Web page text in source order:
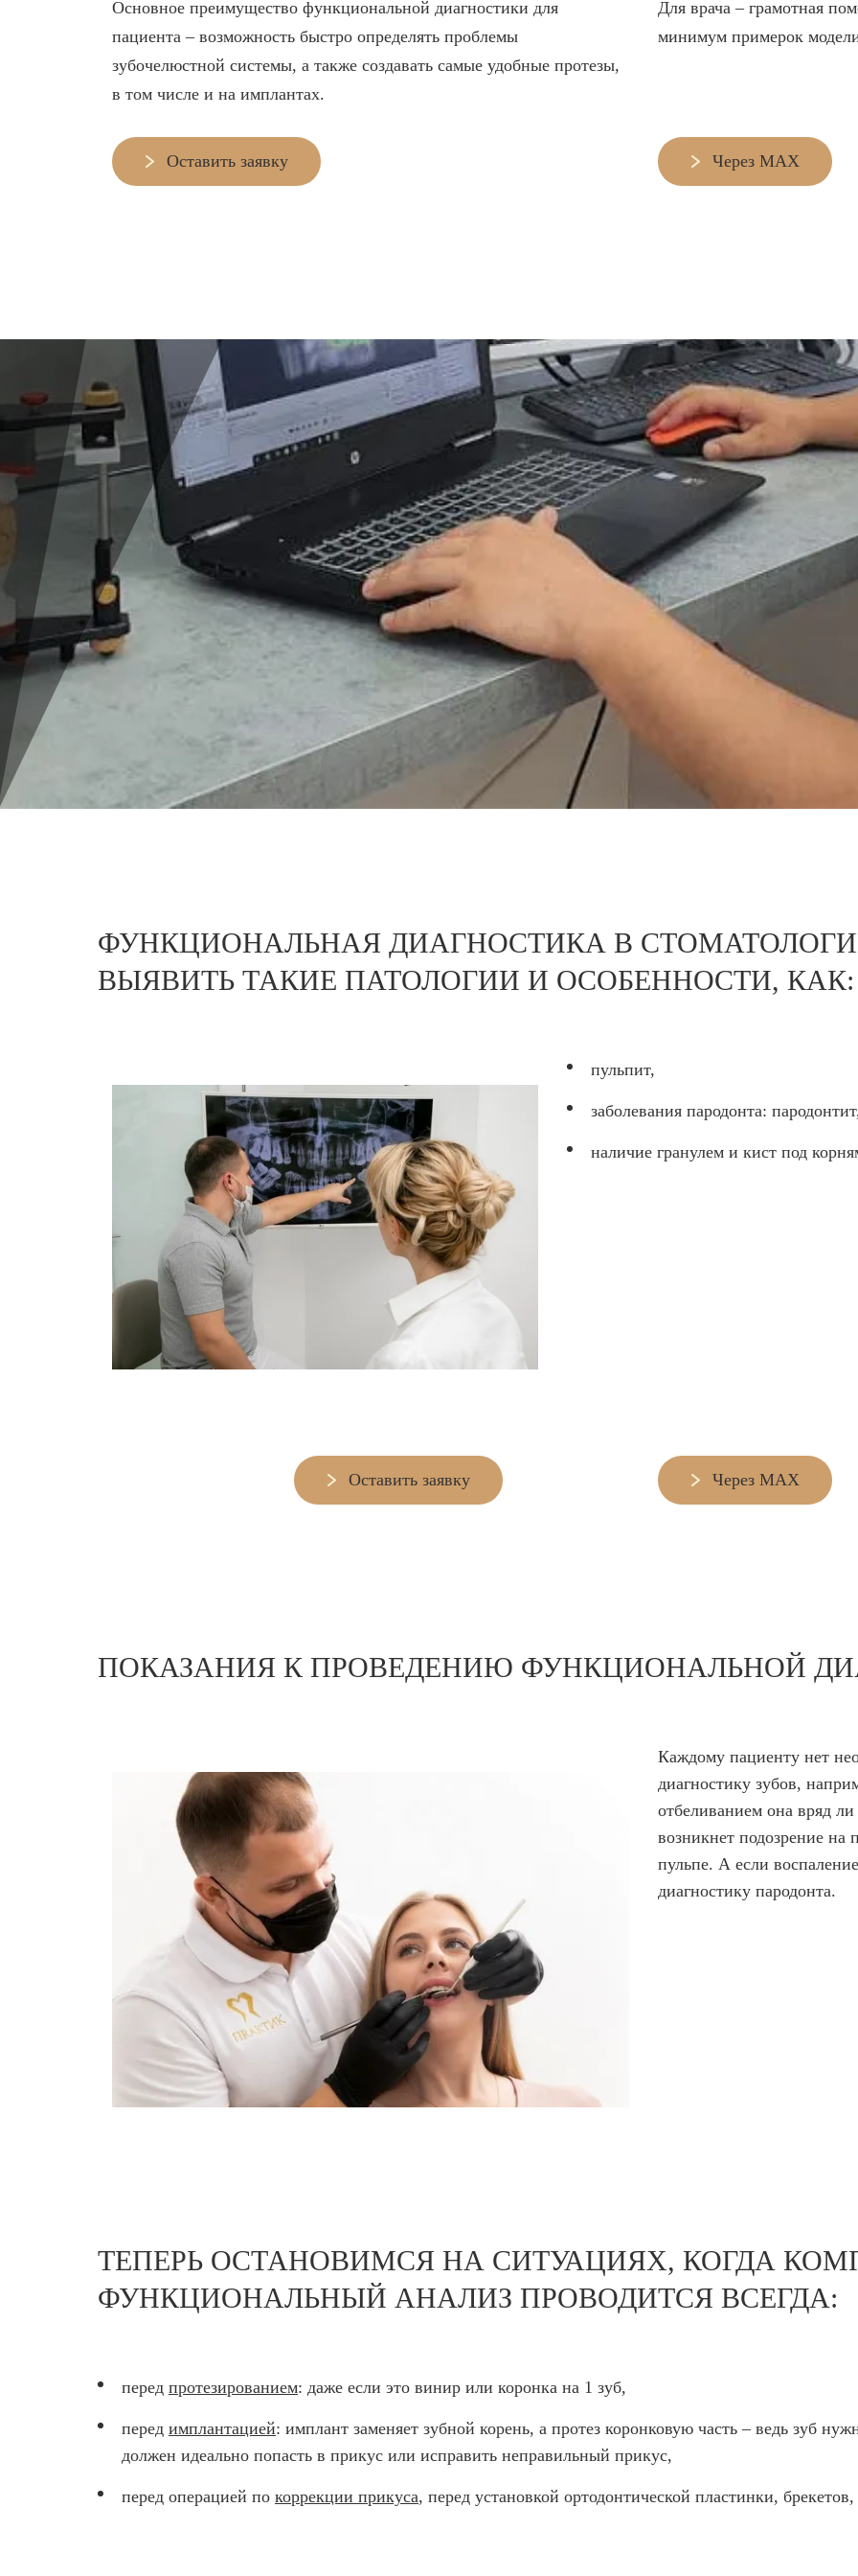
ЛЕЧЕНИЕ ДЕСЕН, ПАРАДОНТИТА Отбеливание зубов
Эстетическая стоматология
О КЛИНИКЕ ТОВАРЫ СТАТЬИ
ОФИЦИАЛЬНАЯ
ИНФОРМАЦИЯ
ОБОРУДОВАНИЕ
Основное преимущество функциональной диагностики для
пациента – возможность быстро определять проблемы
зубочелюстной системы, а также создавать самые удобные протезы,
в том числе и на имплантах.
Оставить заявку
Для врача – грамотная
минимум примерок
Через MAX
ФУНКЦИОНАЛЬНАЯ ДИАГНОСТИКА В
ВЫЯВИТЬ ТАКИЕ ПАТОЛОГИИ И ОСОБЕННОСТИ, КАК:
пульпит,
заболевания пародонта:
наличие гранулем и кист под
Оставить заявку Через MAX
ПОКАЗАНИЯ К ПРОВЕДЕНИЮ ФУНКЦИОНАЛЬНОЙ
Каждому пациенту нет
диагностику зубов,
отбеливанием она вряд
возникнет подозрение на
пульпе. А если
диагностику пародонта.
ТЕПЕРЬ ОСТАНОВИМСЯ НА СИТУАЦИЯХ, КОГДА
ФУНКЦИОНАЛЬНЫЙ АНАЛИЗ ПРОВОДИТСЯ ВСЕГДА:
перед протезированием: даже если это винир или коронка на 1 зуб,
перед имплантацией: имплант заменяет зубной корень, а протез коронковую часть – ведь зуб
должен идеально попасть в прикус или исправить неправильный прикус,
перед операцией по коррекции прикуса, перед установкой ортодонтической пластинки,